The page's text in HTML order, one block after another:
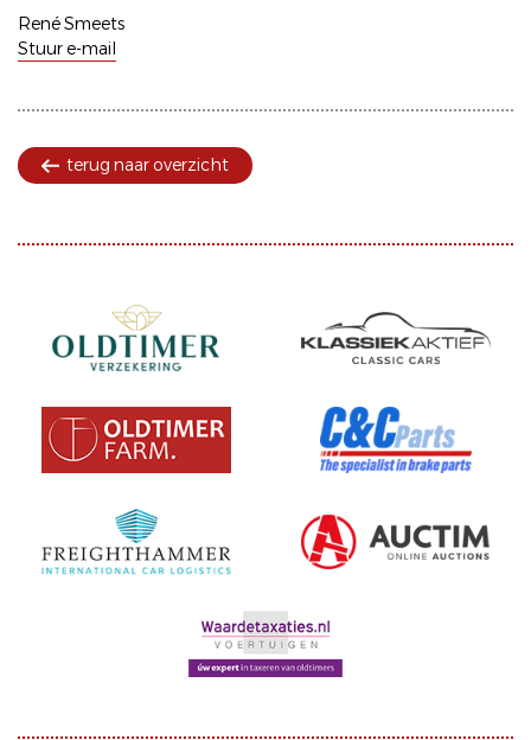
René Smeets
Stuur e-mail
terug naar overzicht